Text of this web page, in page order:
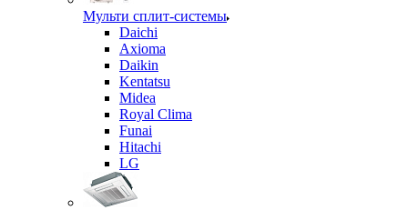
Мульти сплит-системы
Daichi
Axioma
Daikin
Kentatsu
Midea
Royal Clima
Funai
Hitachi
LG